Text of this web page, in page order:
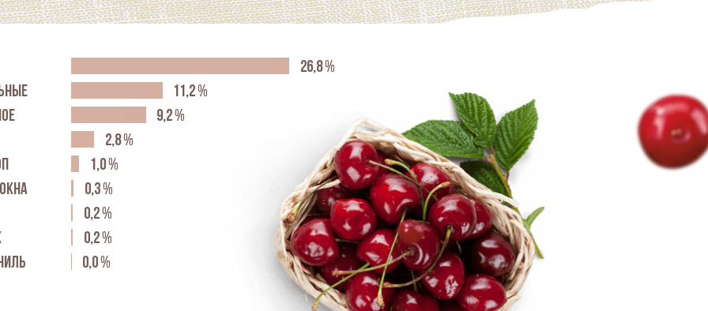
51,5%
21,6%
17,7%
5,5%
2,0%
0,6%
0,5%
0,5%
0,1%